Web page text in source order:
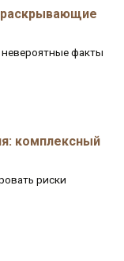
невероятные факты
комплексный
риски